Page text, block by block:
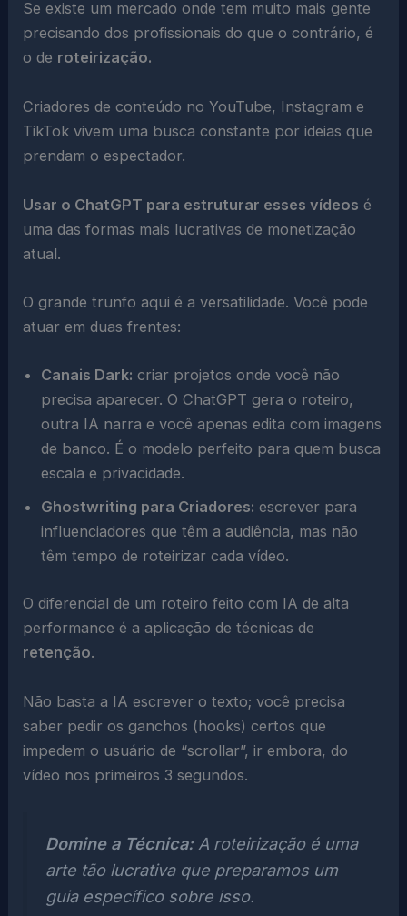
Se existe um mercado onde tem muito mais gente
precisando dos profissionais do que o contrário, é
o de roteirização.
Criadores de conteúdo no YouTube, Instagram e
TikTok vivem uma busca constante por ideias que
prendam o espectador.
Usar o ChatGPT para estruturar esses vídeos é
uma das formas mais lucrativas de monetização
atual.
O grande trunfo aqui é a versatilidade. Você pode
atuar em duas frentes:
Canais Dark: criar projetos onde você não
precisa aparecer. O ChatGPT gera o roteiro,
outra IA narra e você apenas edita com imagens
de banco. É o modelo perfeito para quem busca
escala e privacidade.
Ghostwriting para Criadores: escrever para
influenciadores que têm a audiência, mas não
têm tempo de roteirizar cada vídeo.
O diferencial de um roteiro feito com IA de alta
performance é a aplicação de técnicas de
retenção.
Não basta a IA escrever o texto; você precisa
saber pedir os ganchos (hooks) certos que
impedem o usuário de “scrollar”, ir embora, do
vídeo nos primeiros 3 segundos.
Domine a Técnica:A roteirização é uma
arte tão lucrativa que preparamos um
guia específico sobre isso.